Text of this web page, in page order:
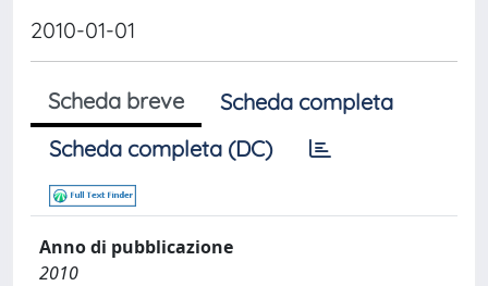
2010-01-01
Scheda breve
Scheda completa
Scheda completa (DC)
Anno di pubblicazione
2010